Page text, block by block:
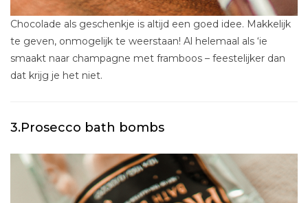
Chocolade als geschenkje is altijd een goed idee. Makkelijk
te geven, onmogelijk te weerstaan! Al helemaal als ‘ie
smaakt naar champagne met framboos – feestelijker dan
dat krijg je het niet.
3.Prosecco bath bombs